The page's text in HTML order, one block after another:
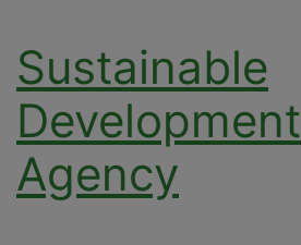
Sustainable
Development
Agency